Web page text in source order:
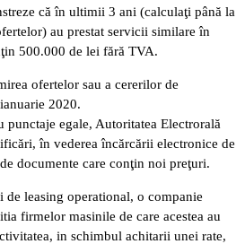
că în ultimii 3 ani (calculaţi până la
au prestat servicii similare în
500.000 de lei fără TVA.
ofertelor sau a cererilor de
2020.
punctaje egale, Autoritatea Electrorală
în vederea încărcării electronice de
documente care conţin noi preţuri.
leasing operational, o companie
firmelor masinile de care acestea au
in schimbul achitarii unei rate,